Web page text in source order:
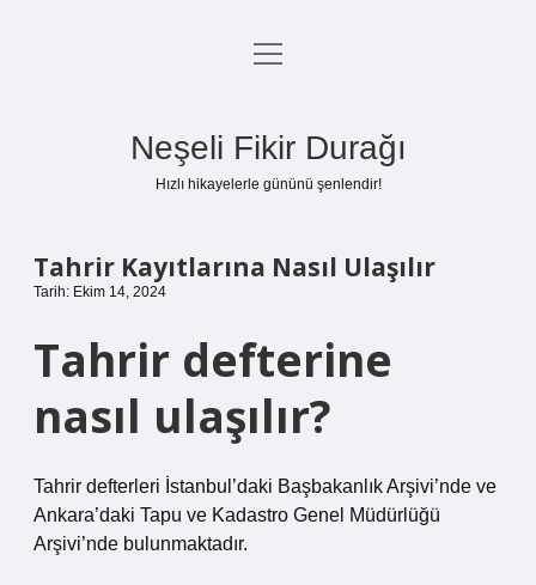
Anasayfa
menüyü
Neşeli Fikir Durağı
Hızlı hikayelerle gününü şenlendir!
Tahrir Kayıtlarına Nasıl Ulaşılır
Tarih: Ekim 14, 2024
Tahrir defterine
nasıl ulaşılır?
Tahrir defterleri İstanbul’daki Başbakanlık Arşivi’nde ve
Ankara’daki Tapu ve Kadastro Genel Müdürlüğü
Arşivi’nde bulunmaktadır.